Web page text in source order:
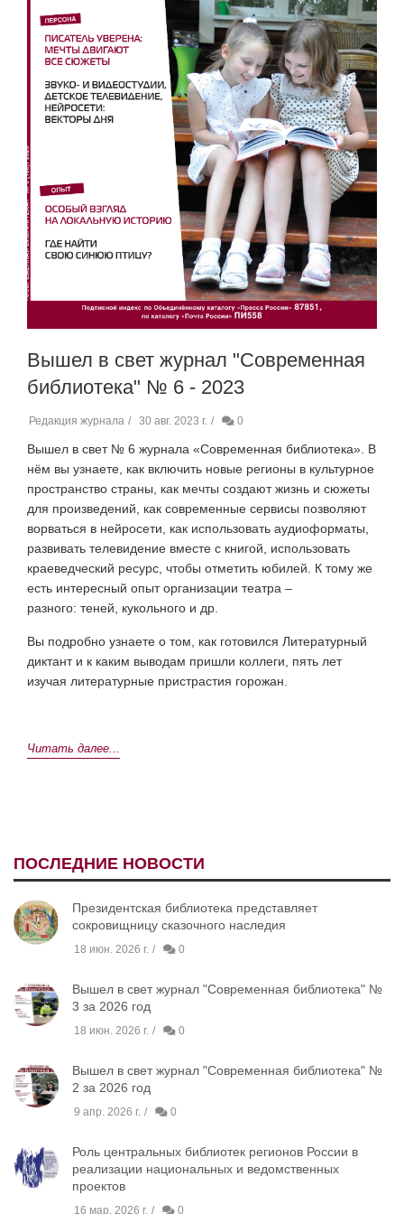
Вышел в свет журнал "Современная
библиотека" № 6 - 2023
Редакция журнала 30 авг. 2023 г. 0
Вышел в свет № 6 журнала «Современная библиотека». В
нём вы узнаете, как включить новые регионы в культурное
пространство страны, как мечты создают жизнь и сюжеты
для произведений, как современные сервисы позволяют
ворваться в нейросети, как использовать аудиоформаты,
развивать телевидение вместе с книгой, использовать
краеведческий ресурс, чтобы отметить юбилей. К тому же
есть интересный опыт организации театра –
разного: теней, кукольного и др.
Вы подробно узнаете о том, как готовился Литературный
диктант и к каким выводам пришли коллеги, пять лет
изучая литературные пристрастия горожан.
Читать далее...
ПОСЛЕДНИЕ НОВОСТИ
Президентская библиотека представляет
сокровищницу сказочного наследия
18 июн. 2026 г. 0
Вышел в свет журнал "Современная библиотека" №
3 за 2026 год
18 июн. 2026 г. 0
Вышел в свет журнал "Современная библиотека" №
2 за 2026 год
9 апр. 2026 г. 0
Роль центральных библиотек регионов России в
реализации национальных и ведомственных
проектов
16 мар. 2026 г. 0